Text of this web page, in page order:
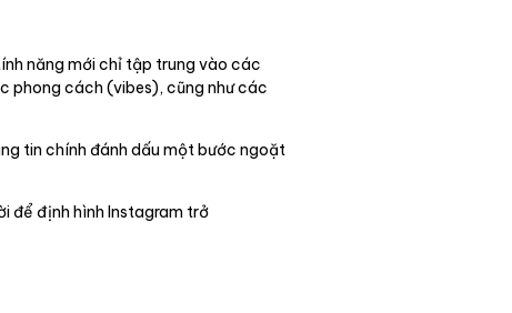
năng mới chỉ tập trung vào các
phong cách (vibes), cũng như các
tin chính đánh dấu một bước ngoặt
để định hình Instagram trở